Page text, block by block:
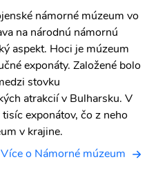
námorné múzeum vo
na národnú námornú
aspekt. Hoci je múzeum
exponáty. Založené bolo
stovku
atrakcií v Bulharsku. V
exponátov, čo z neho
v krajine.
Více o Námorné múzeum